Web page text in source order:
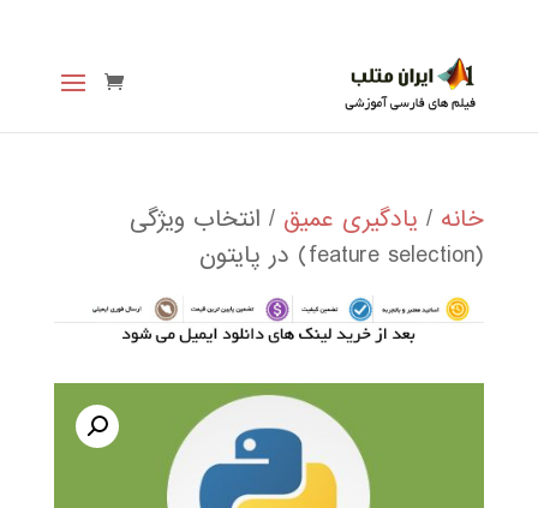
خانه / یادگیری عمیق / انتخاب ویژگی
(feature selection) در پایتون